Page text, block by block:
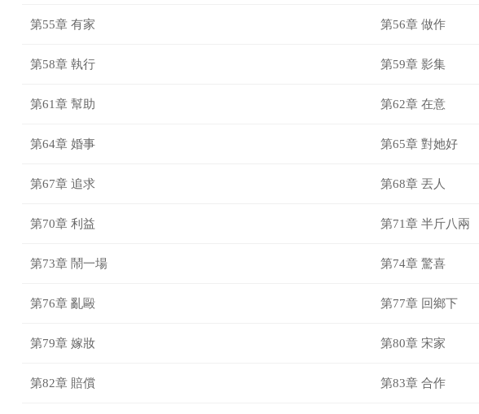
第55章 有家 第56章 做作
第58章 執行 第59章 影集
第61章 幫助 第62章 在意
第64章 婚事 第65章 對她好
第67章 追求 第68章 丟人
第70章 利益 第71章 半斤八兩
第73章 鬧一場 第74章 驚喜
第76章 亂毆 第77章 回鄉下
第79章 嫁妝 第80章 宋家
第82章 賠償 第83章 合作